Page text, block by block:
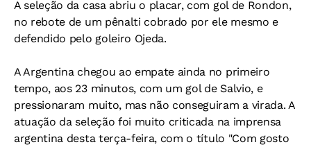
A seleção da casa abriu o placar, com gol de Rondon,
no rebote de um pênalti cobrado por ele mesmo e
defendido pelo goleiro Ojeda.
A Argentina chegou ao empate ainda no primeiro
tempo, aos 23 minutos, com um gol de Salvio, e
pressionaram muito, mas não conseguiram a virada. A
atuação da seleção foi muito criticada na imprensa
argentina desta terça-feira, com o título "Com gosto